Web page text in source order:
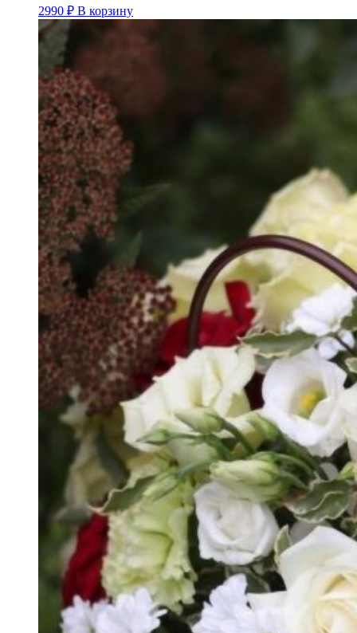
2990 ₽ В корзину